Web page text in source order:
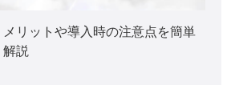
リットや導入時の注意点を簡単
説